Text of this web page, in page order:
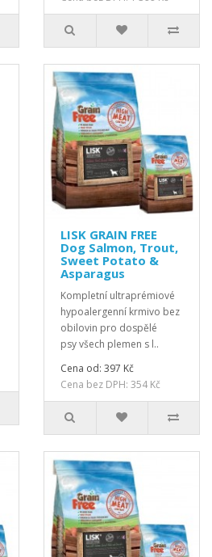
LISK GRAIN FREE
Dog Salmon, Trout,
Sweet Potato &
Asparagus
Kompletní ultraprémiové
hypoalergenní krmivo bez
obilovin pro dospělé
psy všech plemen s l..
Cena od: 397 Kč
Cena bez DPH: 354 Kč